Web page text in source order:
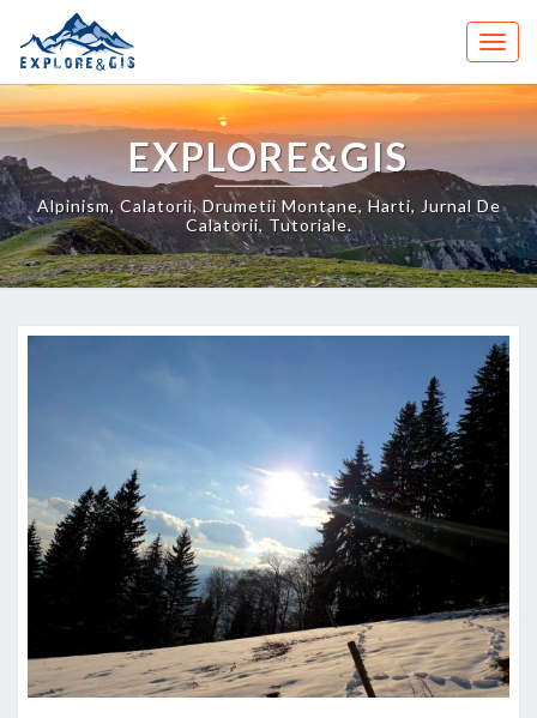
content
EXPLORE&GIS
Alpinism, Calatorii, Drumetii Montane, Harti, Jurnal De
Calatorii, Tutoriale.